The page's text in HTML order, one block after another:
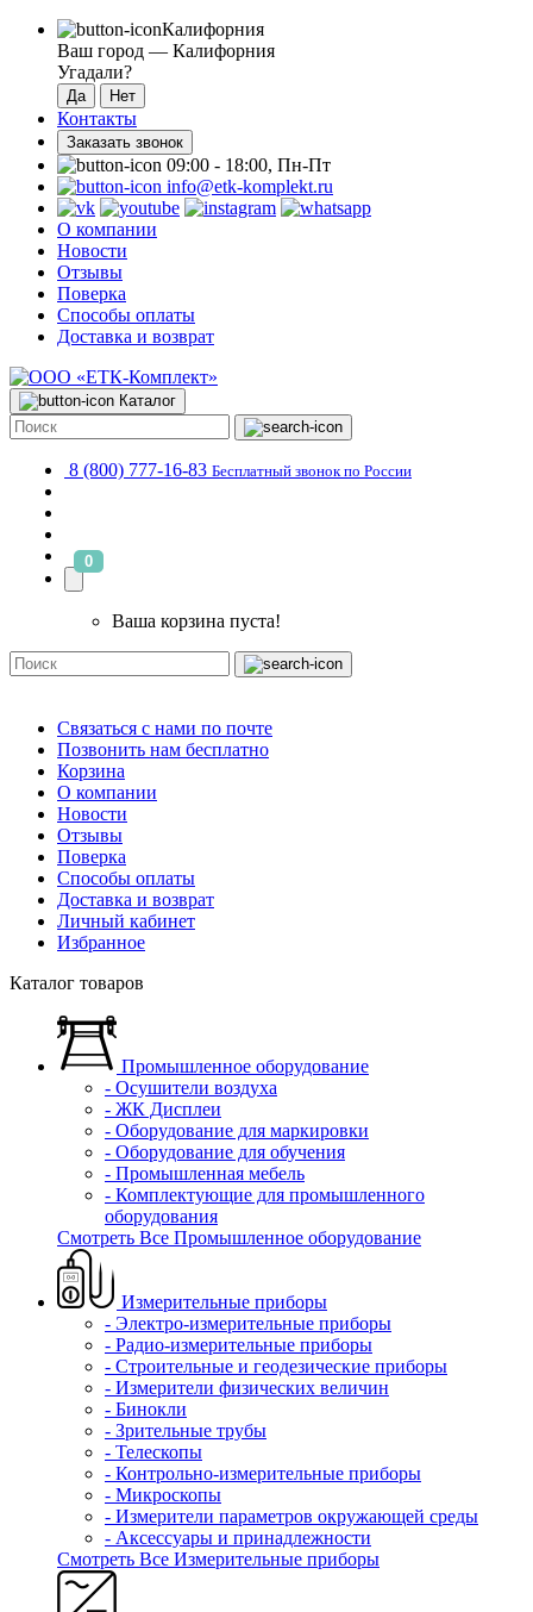
Калифорния
Ваш город — Калифорния
Угадали?
Контакты
Заказать звонок
09:00 - 18:00, Пн-Пт
info@etk-komplekt.ru
О компании
Новости
Отзывы
Поверка
Способы оплаты
Доставка и возврат
Каталог
8 (800) 777-16-83 Бесплатный звонок по России
0
Ваша корзина пуста!
Связаться с нами по почте
Позвонить нам бесплатно
Корзина
О компании
Новости
Отзывы
Поверка
Способы оплаты
Доставка и возврат
Личный кабинет
Избранное
Каталог товаров
Промышленное оборудование
- Осушители воздуха
- ЖК Дисплеи
- Оборудование для маркировки
- Оборудование для обучения
- Промышленная мебель
- Комплектующие для промышленного
оборудования
Смотреть Все Промышленное оборудование
Измерительные приборы
- Электро-измерительные приборы
- Радио-измерительные приборы
- Строительные и геодезические приборы
- Измерители физических величин
- Бинокли
- Зрительные трубы
- Телескопы
- Контрольно-измерительные приборы
- Микроскопы
- Измерители параметров окружающей среды
- Аксессуары и принадлежности
Смотреть Все Измерительные приборы